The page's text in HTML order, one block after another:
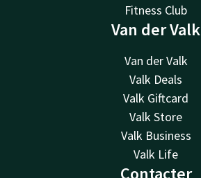
Fitness Club
Van der Valk
Van der Valk
Valk Deals
Valk Giftcard
Valk Store
Valk Business
Valk Life
Contacter